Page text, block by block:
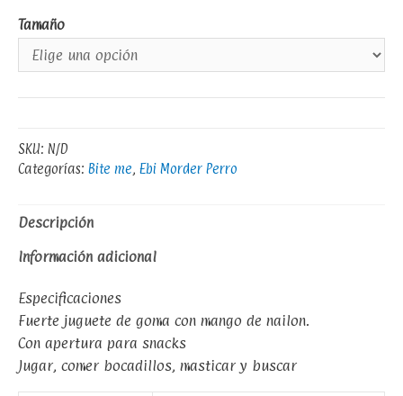
Tamaño
SKU: N/D
Categorías: Bite me, Ebi Morder Perro
Descripción
Información adicional
Especificaciones
Fuerte juguete de goma con mango de nailon.
Con apertura para snacks
Jugar, comer bocadillos, masticar y buscar